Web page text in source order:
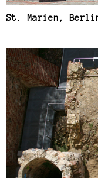
St. Marien,